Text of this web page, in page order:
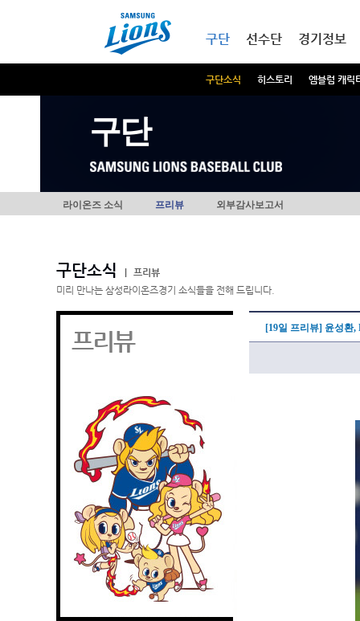
구단
구단소식 히스토리 엠블럼 캐릭
선수단 경기정보
구단
라이온즈 소식 프리뷰 외부감사보고서
구단소식
프리뷰
미리 만나는 삼성라이온즈경기 소식들을 전해 드립니다.
프리뷰 [19일 프리뷰] 윤성환